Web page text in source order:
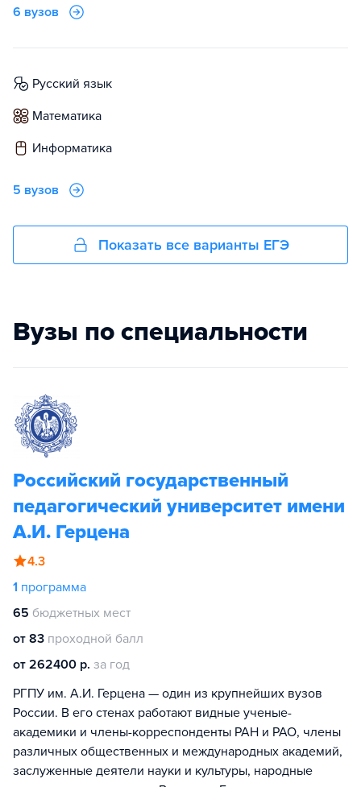
6 вузов
русский язык
математика
информатика
5 вузов
Показать все варианты ЕГЭ
Вузы по специальности
Российский государственный
педагогический университет имени
А.И. Герцена
4.3
1 программа
65 бюджетных мест
от 83 проходной балл
от 262400 р. за год
РГПУ им. А.И. Герцена — один из крупнейших вузов
России. В его стенах работают видные ученые-
академики и члены-корреспонденты РАН и РАО, члены
различных общественных и международных академий,
заслуженные деятели науки и культуры, народные